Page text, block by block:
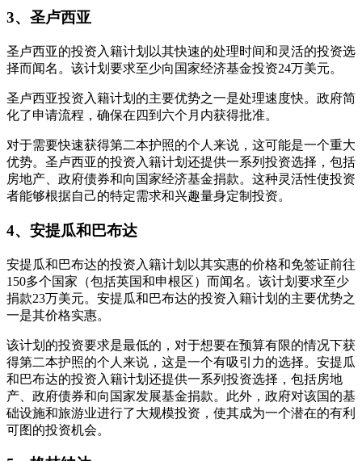
3、圣卢西亚
圣卢西亚的投资入籍计划以其快速的处理时间和灵活的投资选
择而闻名。该计划要求至少向国家经济基金投资24万美元。
圣卢西亚投资入籍计划的主要优势之一是处理速度快。政府简
化了申请流程，确保在四到六个月内获得批准。
对于需要快速获得第二本护照的个人来说，这可能是一个重大
优势。圣卢西亚的投资入籍计划还提供一系列投资选择，包括
房地产、政府债券和向国家经济基金捐款。这种灵活性使投资
者能够根据自己的特定需求和兴趣量身定制投资。
4、安提瓜和巴布达
安提瓜和巴布达的投资入籍计划以其实惠的价格和免签证前往
150多个国家（包括英国和申根区）而闻名。该计划要求至少
捐款23万美元。安提瓜和巴布达的投资入籍计划的主要优势之
一是其价格实惠。
该计划的投资要求是最低的，对于想要在预算有限的情况下获
得第二本护照的个人来说，这是一个有吸引力的选择。安提瓜
和巴布达的投资入籍计划还提供一系列投资选择，包括房地
产、政府债券和向国家发展基金捐款。此外，政府对该国的基
础设施和旅游业进行了大规模投资，使其成为一个潜在的有利
可图的投资机会。